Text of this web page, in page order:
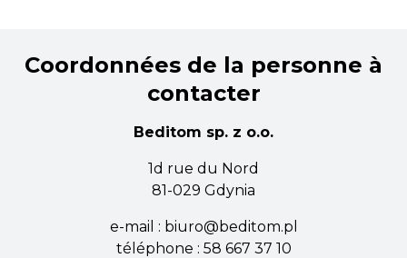
Coordonnées de la personne à
contacter
Beditom sp. z o.o.
1d rue du Nord
81-029 Gdynia
e-mail : biuro@beditom.pl
téléphone : 58 667 37 10